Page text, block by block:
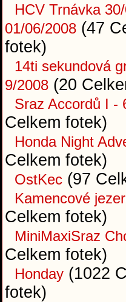
HCV Trnávka
01/06/2008 (47
fotek)
14ti sekundová
9/2008 (20
Sraz Accordů I -
Celkem fotek)
Honda Night
Celkem fotek)
OstKec (97
Kamencové
Celkem fotek)
MiniMaxiSraz
Celkem fotek)
Honday (1022
fotek)